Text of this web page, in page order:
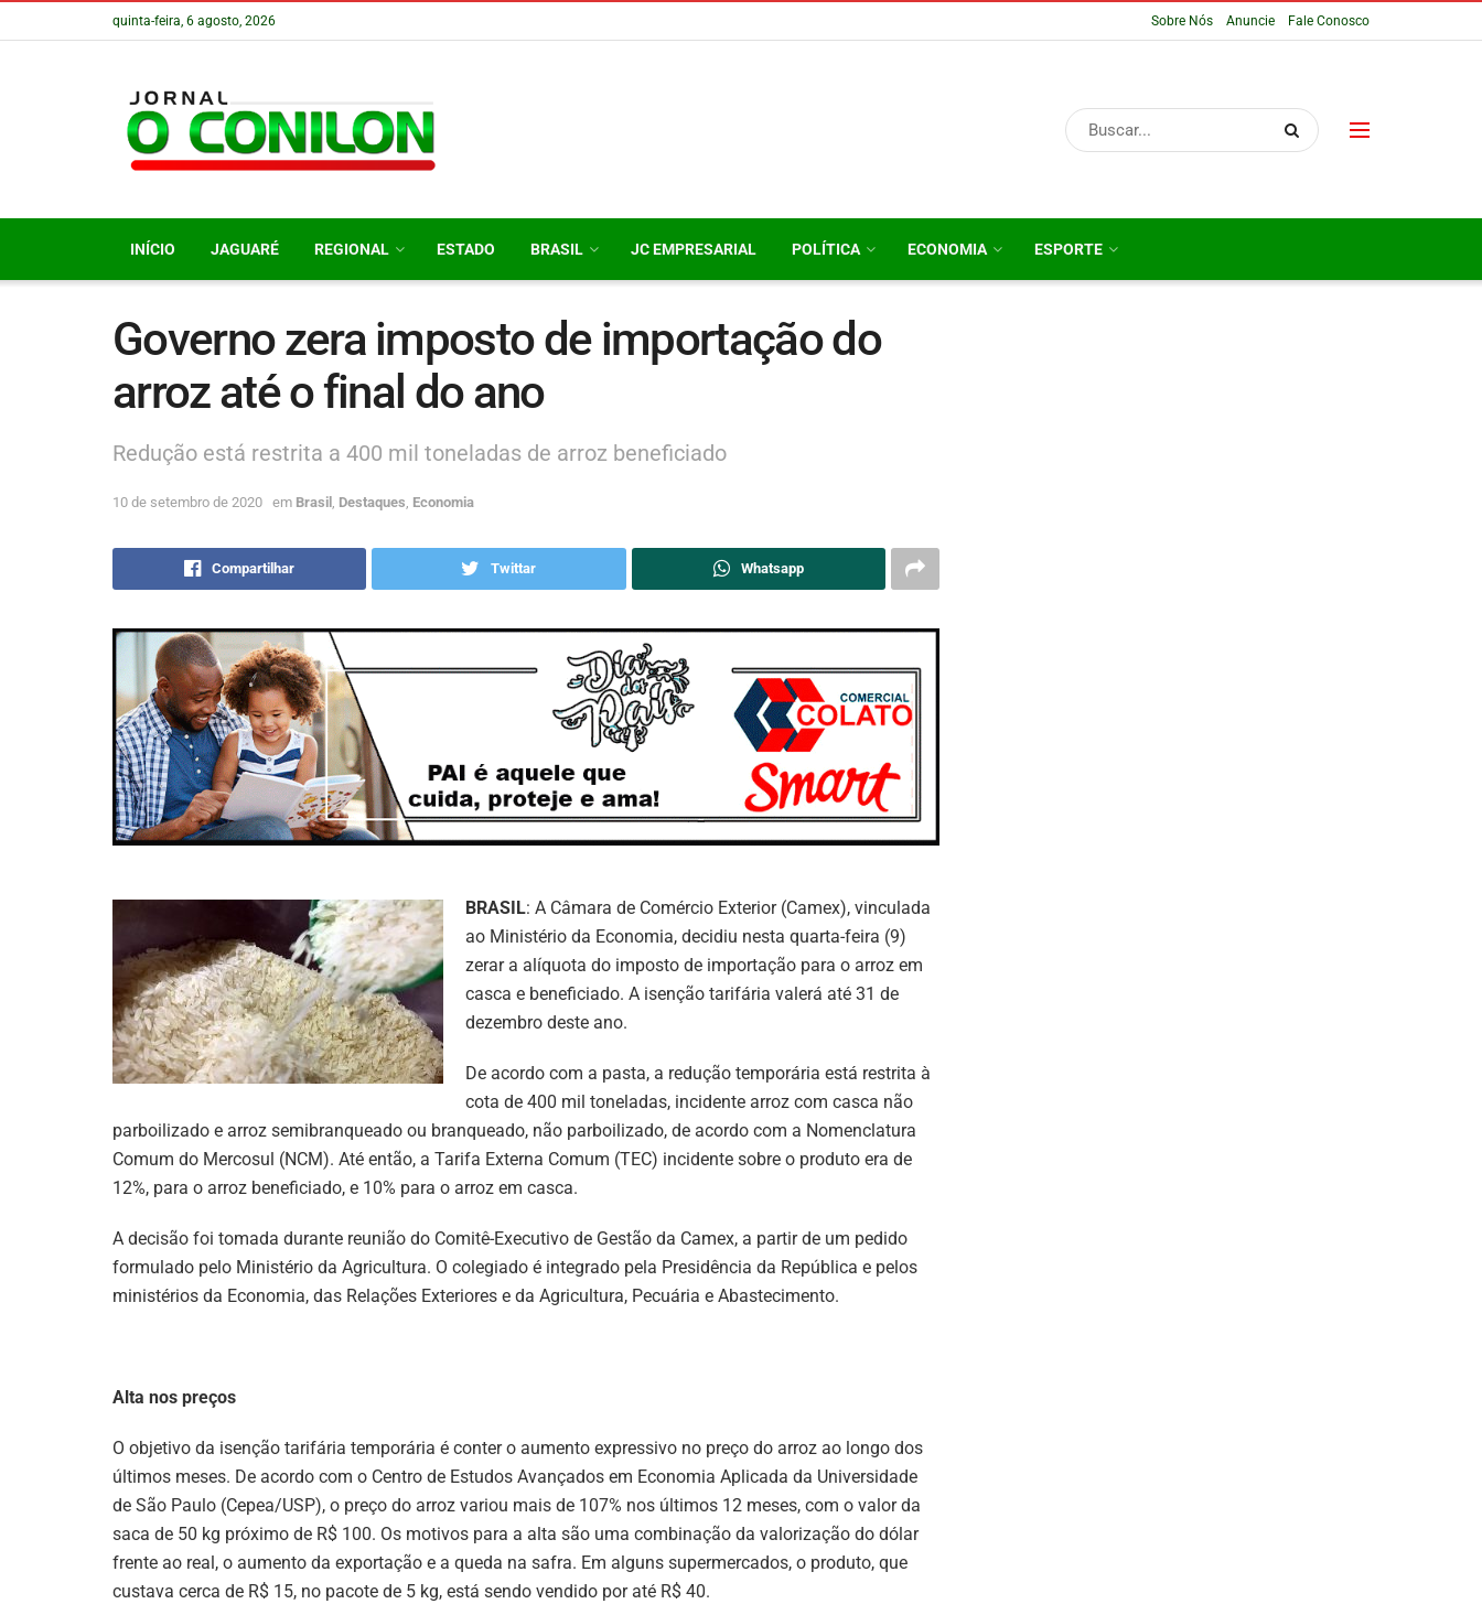
quinta-feira, 6 agosto, 2026 Sobre Nós Anuncie Fale Conosco
INÍCIO JAGUARÉ REGIONAL ESTADO BRASIL JC EMPRESARIAL POLÍTICA ECONOMIA ESPORTE
Governo zera imposto de importação do
arroz até o final do ano
Redução está restrita a 400 mil toneladas de arroz beneficiado
10 de setembro de 2020 em Brasil Destaques Economia
Compartilhar Twittar Whatsapp
BRASIL: A Câmara de Comércio Exterior (Camex), vinculada
ao Ministério da Economia, decidiu nesta quarta-feira (9)
zerar a alíquota do imposto de importação para o arroz em
casca e beneficiado. A isenção tarifária valerá até 31 de
dezembro deste ano.
De acordo com a pasta, a redução temporária está restrita à
cota de 400 mil toneladas, incidente arroz com casca não
parboilizado e arroz semibranqueado ou branqueado, não parboilizado, de acordo com a Nomenclatura
Comum do Mercosul (NCM). Até então, a Tarifa Externa Comum (TEC) incidente sobre o produto era de
12%, para o arroz beneficiado, e 10% para o arroz em casca.
A decisão foi tomada durante reunião do Comitê-Executivo de Gestão da Camex, a partir de um pedido
formulado pelo Ministério da Agricultura. O colegiado é integrado pela Presidência da República e pelos
ministérios da Economia, das Relações Exteriores e da Agricultura, Pecuária e Abastecimento.
Alta nos preços
O objetivo da isenção tarifária temporária é conter o aumento expressivo no preço do arroz ao longo dos
últimos meses. De acordo com o Centro de Estudos Avançados em Economia Aplicada da Universidade
de São Paulo (Cepea/USP), o preço do arroz variou mais de 107% nos últimos 12 meses, com o valor da
saca de 50 kg próximo de R$ 100. Os motivos para a alta são uma combinação da valorização do dólar
frente ao real, o aumento da exportação e a queda na safra. Em alguns supermercados, o produto, que
custava cerca de R$ 15, no pacote de 5 kg, está sendo vendido por até R$ 40.